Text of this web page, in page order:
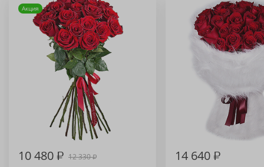
Акция
10 480₽ 12 330₽ 14 640₽